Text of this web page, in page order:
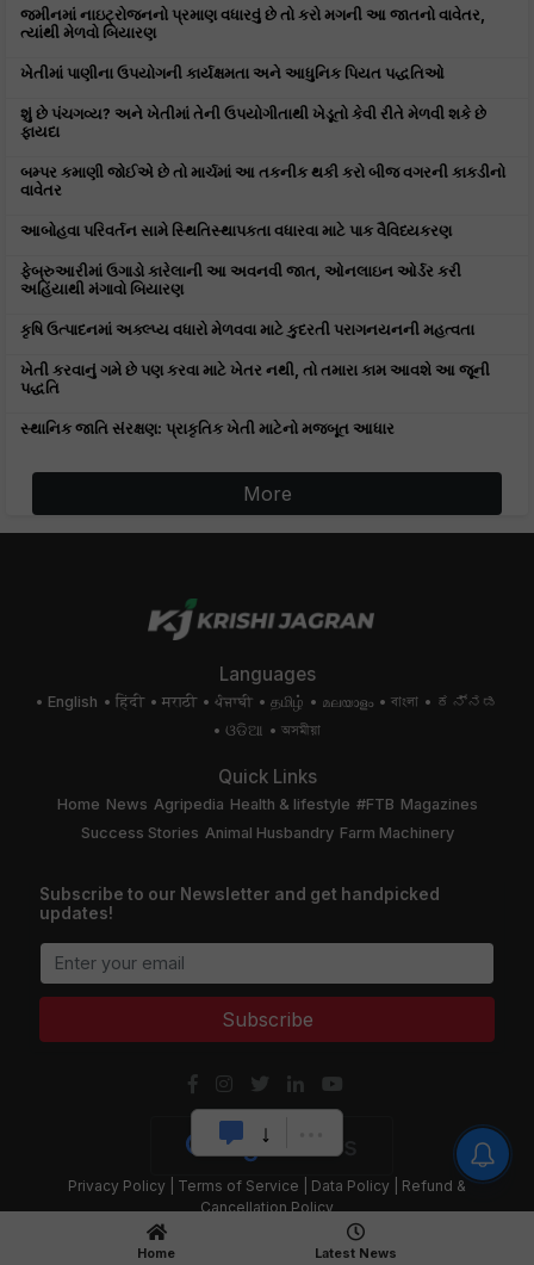
જમીનમાં નાઇટ્રોજનનો પ્રમાણ વધારવું છે તો કરો મગની આ જાતનો વાવેતર,
ત્યાંથી મેળવો બિયારણ
ખેતીમાં પાણીના ઉપયોગની કાર્યક્ષમતા અને આધુનિક પિયત પદ્ધતિઓ
શું છે પંચગવ્ય? અને ખેતીમાં તેની ઉપયોગીતાથી ખેડૂતો કેવી રીતે મેળવી શકે છે
ફાયદા
બમ્પર કમાણી જોઈએ છે તો માર્ચમાં આ તકનીક થકી કરો બીજ વગરની કાકડીનો
વાવેતર
આબોહવા પરિવર્તન સામે સ્થિતિસ્થાપકતા વધારવા માટે પાક વૈવિધ્યકરણ
ફેબ્રુઆરીમાં ઉગાડો કારેલાની આ અવનવી જાત, ઓનલાઇન ઓર્ડર કરી
અહિંયાથી મંગાવો બિયારણ
કૃષિ ઉત્પાદનમાં અક્લ્પ્ય વધારો મેળવવા માટે કુદરતી પરાગનયનની મહત્વતા
ખેતી કરવાનું ગમે છે પણ કરવા માટે ખેતર નથી, તો તમારા કામ આવશે આ જૂની
પદ્ધતિ
સ્થાનિક જાતિ સંરક્ષણ: પ્રાકૃતિક ખેતી માટેનો મજબૂત આધાર
More
Home Latest News
Languages
English हिंदी मराठी ਪੰਜਾਬੀ தமிழ் മലയാളം বাংলা
ಕನ್ನಡ
ଓଡିଆ
অসমীয়া
Quick Links
Home News Agripedia Health & lifestyle #FTB Magazines
Success Stories Animal Husbandry Farm Machinery
Subscribe to our Newsletter and get handpicked
updates!
Subscribe
Privacy Policy Terms of Service Data Policy
Refund &
Cancellation Policy
CopyRight - 2020 Krishi Jagran Media Group. All Rights Reserved.